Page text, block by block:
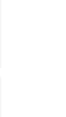
of